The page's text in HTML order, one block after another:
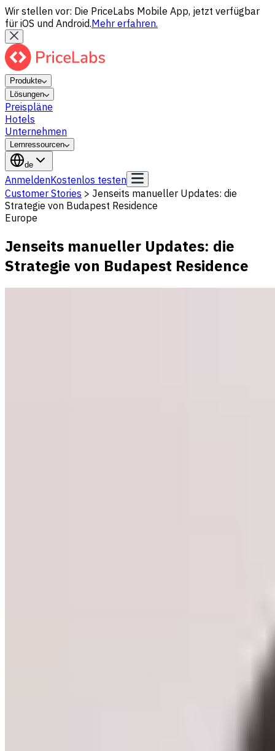
Wir stellen vor: Die PriceLabs Mobile App, jetzt verfügbar
für iOS und Android.Mehr erfahren.
Produkte
Lösungen
Preispläne
Hotels
Unternehmen
Lernressourcen
de
AnmeldenKostenlos testen
Customer Stories > Jenseits manueller Updates: die
Strategie von Budapest Residence
Europe
Jenseits manueller Updates: die
Strategie von Budapest Residence